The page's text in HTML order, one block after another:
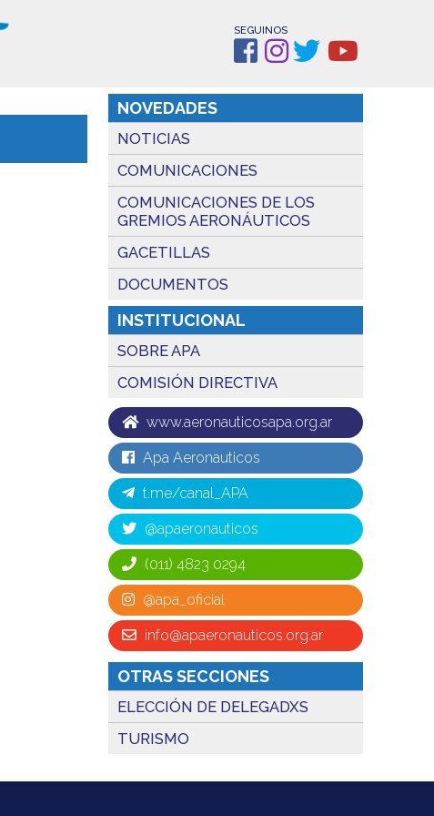
SEGUINOS
NOVEDADES
NOTICIAS
COMUNICACIONES
COMUNICACIONES DE LOS
GREMIOS AERONÁUTICOS
GACETILLAS
DOCUMENTOS
INSTITUCIONAL
SOBRE APA
COMISIÓN DIRECTIVA
www.aeronauticosapa.org.ar
Apa Aeronauticos
t.me/canal_APA
@apaeronauticos
(011) 4823 0294
@apa_oficial
info@apaeronauticos.org.ar
OTRAS SECCIONES
ELECCIÓN DE DELEGADXS
TURISMO